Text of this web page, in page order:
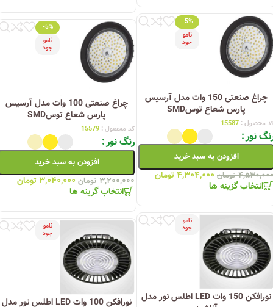
-5%
نامو
جود
چراغ صنعتی 150 وات مدل آرسیس
پارس شعاع توسSMD
محصول : 15587
نور
افزودن به سبد خرید
تومان ۴,۳۰۴,۰۰۰ تومان
انتخاب گزینه ها
-5%
نامو
جود
چراغ صنعتی 100 وات مدل آرسیس
پارس شعاع توسSMD
کد محصول : 15579
رنگ نور
افزودن به سبد خرید
۳,۲۰۰,۰۰۰ تومان ۳,۰۴۰,۰۰۰ تومان
انتخاب گزینه ها
نامو
جود
نورافکن 150 وات LED اطلس نور مدل
نامو
جود
نورافکن 100 وات LED اطلس نور مدل